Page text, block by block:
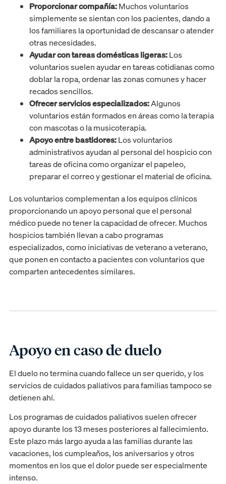
Proporcionar compañía:Muchos voluntarios
simplemente se sientan con los pacientes, dando a
los familiares la oportunidad de descansar o atender
otras necesidades.
Ayudar con tareas domésticas ligeras:Los
voluntarios suelen ayudar en tareas cotidianas como
doblar la ropa, ordenar las zonas comunes y hacer
recados sencillos.
Ofrecer servicios especializados:Algunos
voluntarios están formados en áreas como la terapia
con mascotas o la musicoterapia.
Apoyo entre bastidores:Los voluntarios
administrativos ayudan al personal del hospicio con
tareas de oficina como organizar el papeleo,
preparar el correo y gestionar el material de oficina.
Los voluntarios complementan a los equipos clínicos
proporcionando un apoyo personal que el personal
médico puede no tener la capacidad de ofrecer. Muchos
hospicios también llevan a cabo programas
especializados, como iniciativas de veterano a veterano,
que ponen en contacto a pacientes con voluntarios que
comparten antecedentes similares.
Apoyo en caso de duelo
El duelo no termina cuando fallece un ser querido, y los
servicios de cuidados paliativos para familias tampoco se
detienen ahí.
Los programas de cuidados paliativos suelen ofrecer
apoyo durante los 13 meses posteriores al fallecimiento.
Este plazo más largo ayuda a las familias durante las
vacaciones, los cumpleaños, los aniversarios y otros
momentos en los que el dolor puede ser especialmente
intenso.